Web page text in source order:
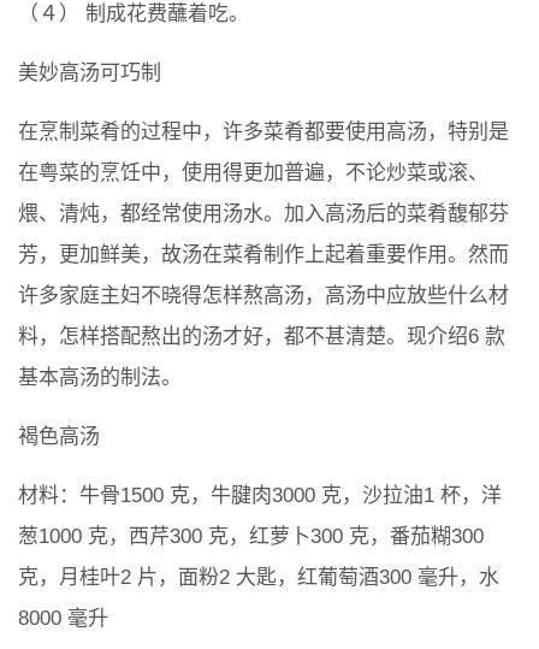
（４） 制成花费蘸着吃。
美妙高汤可巧制
在烹制菜肴的过程中，许多菜肴都要使用高汤，特别是
在粤菜的烹饪中，使用得更加普遍，不论炒菜或滚、
煨、清炖，都经常使用汤水。加入高汤后的菜肴馥郁芬
芳，更加鲜美，故汤在菜肴制作上起着重要作用。然而
许多家庭主妇不晓得怎样熬高汤，高汤中应放些什么材
料，怎样搭配熬出的汤才好，都不甚清楚。现介绍6 款
基本高汤的制法。
褐色高汤
材料：牛骨1500 克，牛腱肉3000 克，沙拉油1 杯，洋
葱1000 克，西芹300 克，红萝卜300 克，番茄糊300
克，月桂叶2 片，面粉2 大匙，红葡萄酒300 毫升，水
8000 毫升